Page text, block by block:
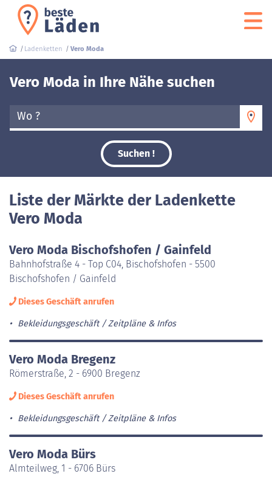
Ladenketten Vero Moda
Vero Moda in Ihre Nähe suchen
Wo ?
Suchen !
Liste der Märkte der Ladenkette
Vero Moda
Vero Moda Bischofshofen / Gainfeld
Bahnhofstraße 4 - Top C04, Bischofshofen - 5500
Bischofshofen / Gainfeld
Dieses Geschäft anrufen
Bekleidungsgeschäft Zeitpläne & Infos
Vero Moda Bregenz
Römerstraße, 2 - 6900 Bregenz
Dieses Geschäft anrufen
Bekleidungsgeschäft Zeitpläne & Infos
Vero Moda Bürs
Almteilweg, 1 - 6706 Bürs